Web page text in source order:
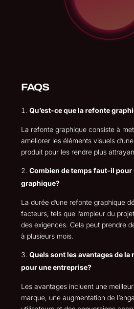
FAQS
Qu’est-ce que la refonte
La refonte graphique consiste à
améliorer les éléments visuels
produit pour les rendre plus
Combien de temps faut-il pour
graphique?
La durée d’une refonte graphique
facteurs, tels que l’ampleur du
des exigences. Cela peut prendre
à plusieurs mois.
Quels sont les avantages de
pour une entreprise?
Les avantages incluent une
marque, une augmentation de